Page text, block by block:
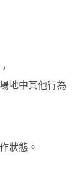
地中其他行為
狀態。